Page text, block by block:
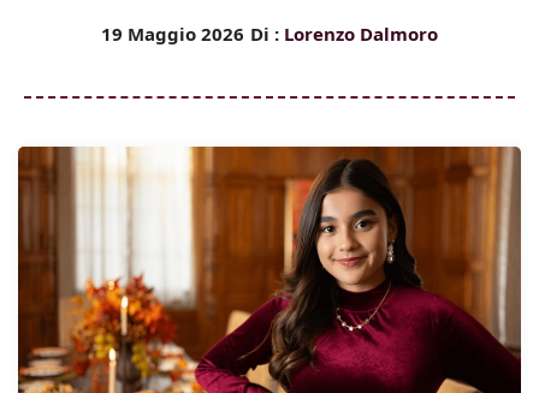
19 Maggio 2026 Di : Lorenzo Dalmoro